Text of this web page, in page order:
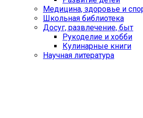
Медицина, здоровье и
Школьная библиотека
Досуг, развлечение, быт
Рукоделие и хобби
Кулинарные книги
Научная литература